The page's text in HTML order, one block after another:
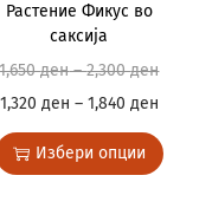
Растение Фикус во
саксија
1,650ден–2,300ден
1,320 ден – 1,840 ден
Избери опции